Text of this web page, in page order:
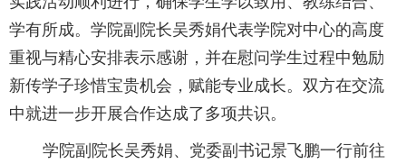
学有所成。学院副院长吴秀娟代表学院对中心的高度
重视与精心安排表示感谢，并在慰问学生过程中勉励
新传学子珍惜宝贵机会，赋能专业成长。双方在交流
中就进一步开展合作达成了多项共识。
学院副院长吴秀娟、党委副书记景飞鹏一行前往